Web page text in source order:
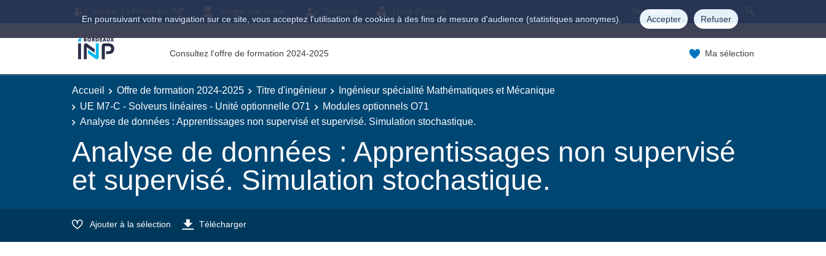
En poursuivant votre navigation sur ce site, vous acceptez l'utilisation de cookies à des fins de mesure d'audience (statistiques anonymes). Accepter Refuser
Intégrer La Prépa des INP Intégrer une école S'inscrire Livret d'accueil
Consultez l'offre de formation 2024-2025 Ma sélection
Accueil Offre de formation 2024-2025 Titre d'ingénieur
Ingénieur spécialité Mathématiques et Mécanique
UE M7-C - Solveurs linéaires - Unité optionnelle O71
Modules optionnels O71
Analyse de données : Apprentissages non supervisé et supervisé. Simulation stochastique.
Analyse de données : Apprentissages non supervisé
et supervisé. Simulation stochastique.
Ajouter à la sélection Télécharger